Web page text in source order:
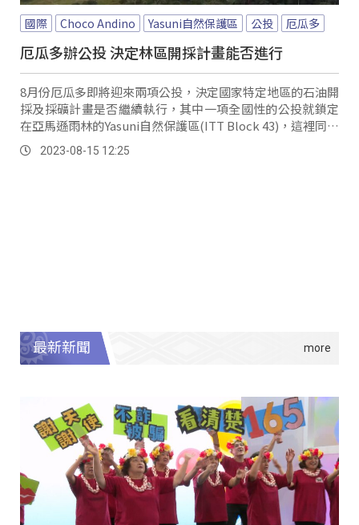
國際 Choco Andino Yasuni自然保護區 公投 厄瓜多
厄瓜多辦公投 決定林區開採計畫能否進行
8月份厄瓜多即將迎來兩項公投，決定國家特定地區的石油開
採及採礦計畫是否繼續執行，其中一項全國性的公投就鎖定
在亞馬遜雨林的Yasuni自然保護區(ITT Block 43)，這裡同時
也是許多原住民族人的家園。
2023-08-15 12:25
最新新聞